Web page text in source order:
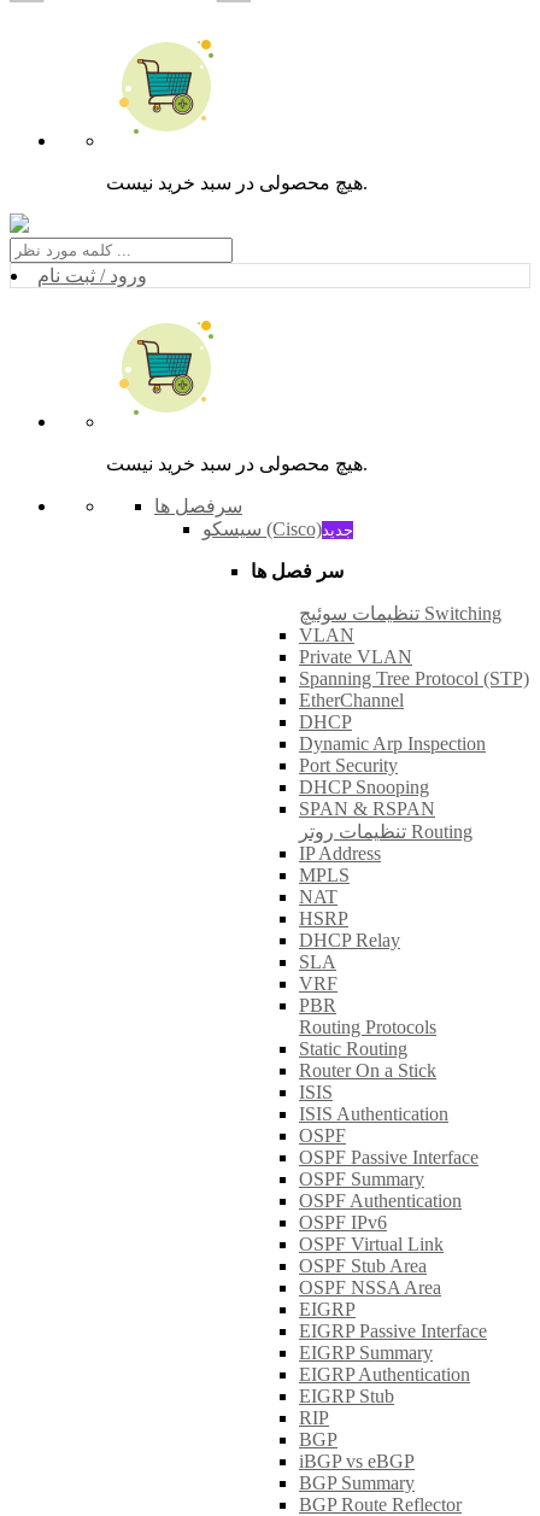
هیچ محصولی در سبد خرید نیست.
ورود / ثبت نام
هیچ محصولی در سبد خرید نیست.
سرفصل ها
سیسکو (Cisco)جدید
سر فصل ها
تنظیمات سوئیچ Switching
VLAN
Private VLAN
Spanning Tree Protocol (STP)
EtherChannel
DHCP
Dynamic Arp Inspection
Port Security
DHCP Snooping
SPAN & RSPAN
تنظیمات روتر Routing
IP Address
MPLS
NAT
HSRP
DHCP Relay
SLA
VRF
PBR
Routing Protocols
Static Routing
Router On a Stick
ISIS
ISIS Authentication
OSPF
OSPF Passive Interface
OSPF Summary
OSPF Authentication
OSPF IPv6
OSPF Virtual Link
OSPF Stub Area
OSPF NSSA Area
EIGRP
EIGRP Passive Interface
EIGRP Summary
EIGRP Authentication
EIGRP Stub
RIP
BGP
iBGP vs eBGP
BGP Summary
BGP Route Reflector